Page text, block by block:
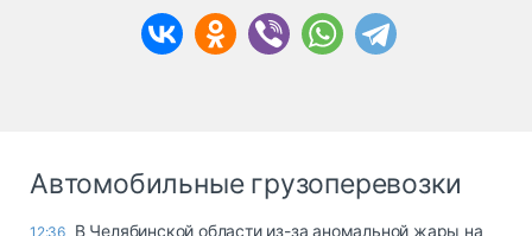
Автомобильные грузоперевозки
12:36 В Челябинской области из-за аномальной жары на